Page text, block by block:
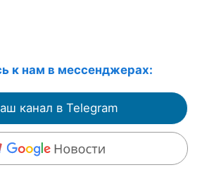
к нам в мессенджерах:
канал в Telegram